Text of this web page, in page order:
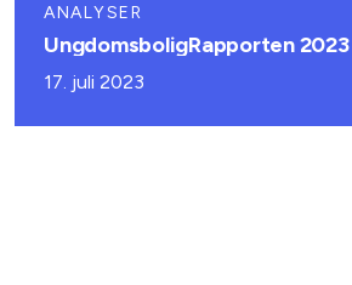
ANALYSER
UngdomsboligRapporten 2023
17. juli 2023